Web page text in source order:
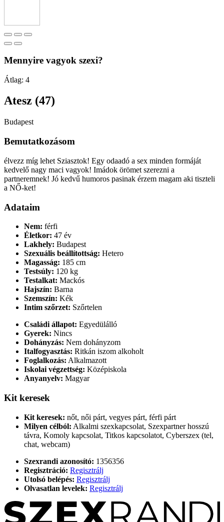
Mennyire vagyok szexi?
Átlag: 4
Atesz (47)
Budapest
Bemutatkozásom
élvezz míg lehet Sziasztok! Egy odaadó a sex minden formáját
kedvelő nagy maci vagyok! Imádok örömet szerezni a
partneremnek! Jó kedvű humoros pasinak érzem magam aki tiszteli
a NŐ-ket!
Adataim
Nem: férfi
Életkor: 47 év
Lakhely: Budapest
Szexuális beállítottság: Hetero
Magasság: 185 cm
Testsúly: 120 kg
Testalkat: Mackós
Hajszín: Barna
Szemszín: Kék
Intim szőrzet: Szőrtelen
Családi állapot: Egyedülálló
Gyerek: Nincs
Dohányzás: Nem dohányzom
Italfogyasztás: Ritkán iszom alkoholt
Foglalkozás: Alkalmazott
Iskolai végzettség: Középiskola
Anyanyelv: Magyar
Kit keresek
Kit keresek: nőt, női párt, vegyes párt, férfi párt
Milyen célból: Alkalmi szexkapcsolat, Szexpartner hosszú
távra, Komoly kapcsolat, Titkos kapcsolatot, Cyberszex (tel,
chat, webcam)
Szexrandi azonosító: 1356356
Regisztráció: Regisztrálj
Utolsó belépés: Regisztrálj
Olvasatlan levelek: Regisztrálj